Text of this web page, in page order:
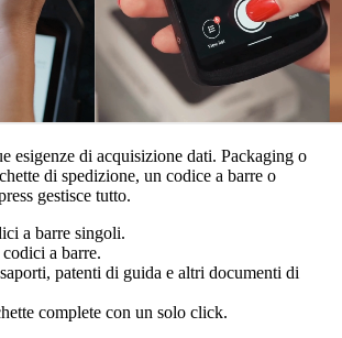
esigenze di acquisizione dati. Packaging o
di spedizione, un codice a barre o
gestisce tutto.
a barre singoli.
a barre.
patenti di guida e altri documenti di
complete con un solo click.